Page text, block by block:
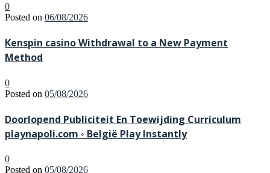
0
Posted on 06/08/2026
Kenspin casino Withdrawal to a New Payment
Method
0
Posted on 05/08/2026
Doorlopend Publiciteit En Toewijding Curriculum
playnapoli.com ◦ België Play Instantly
0
Posted on 05/08/2026